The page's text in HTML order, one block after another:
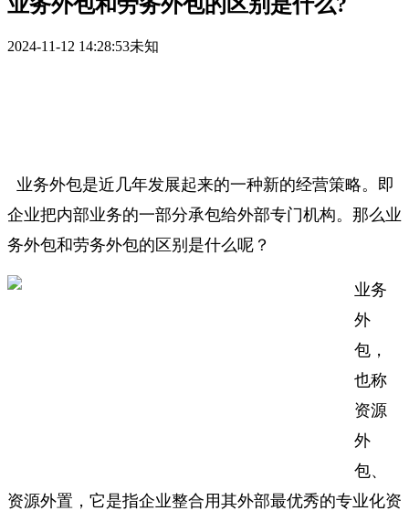
2024-11-12 14:28:53未知
业务外包是近几年发展起来的一种新的经营策略。即
企业把内部业务的一部分承包给外部专门机构。那么业
务外包和劳务外包的区别是什么呢？
业务
外
包，
也称
资源
外
包、
资源外置，它是指企业整合用其外部最优秀的专业化资